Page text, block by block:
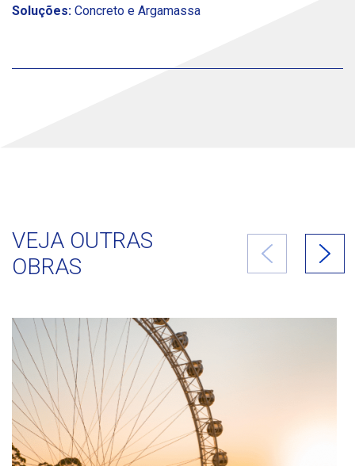
Soluções: Concreto e Argamassa
VEJA OUTRAS
OBRAS